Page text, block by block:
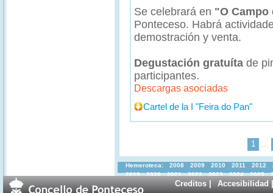
Se celebrará en "O Campo
Ponteceso. Habrá
demostración y venta.
Degustación gratuíta de
participantes.
Descargas asociadas
Cartel de la I "Feira do Pan"
1 ...
Hemeroteca: 2008 2009 2010 2011 2012
2019
2020 2021 2022 2023 2024 2025
Creditos| Accesibilidad|